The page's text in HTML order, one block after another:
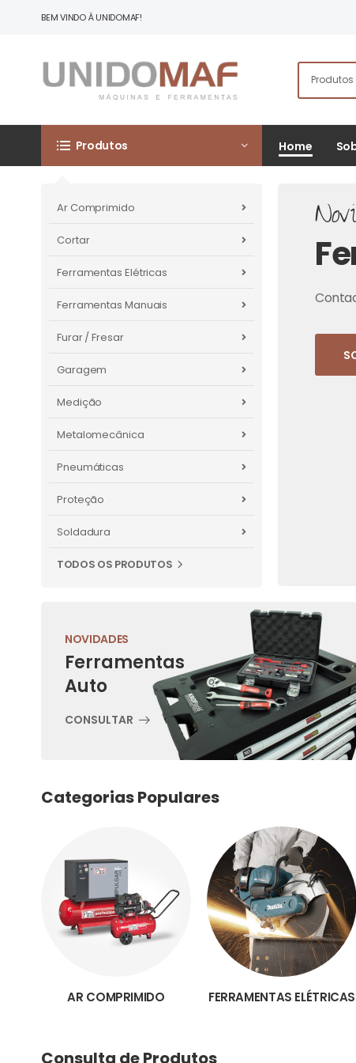
BEM VINDO À UNIDOMAF!
Produtos
Ar Comprimido
Cortar
Ferramentas Elétricas
Ferramentas Manuais
Furar / Fresar
Garagem
Medição
Metalomecânica
Pneumáticas
Proteção
Soldadura
TODOS OS PRODUTOS
Home
NOVIDADES
Ferramentas
Auto
CONSULTAR
Categorias Populares
AR COMPRIMIDO FERRAMENTAS ELÉTRICAS
Consulta de Produtos